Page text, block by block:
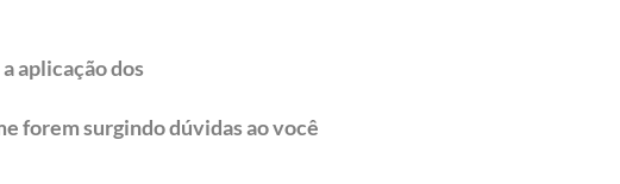
aplicação dos
forem surgindo dúvidas ao você